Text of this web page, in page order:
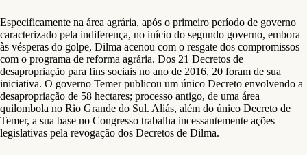
Especificamente na área agrária, após o primeiro período de governo
caracterizado pela indiferença, no início do segundo governo, embora
às vésperas do golpe, Dilma acenou com o resgate dos compromissos
com o programa de reforma agrária. Dos 21 Decretos de
desapropriação para fins sociais no ano de 2016, 20 foram de sua
iniciativa. O governo Temer publicou um único Decreto envolvendo a
desapropriação de 58 hectares; processo antigo, de uma área
quilombola no Rio Grande do Sul. Aliás, além do único Decreto de
Temer, a sua base no Congresso trabalha incessantemente ações
legislativas pela revogação dos Decretos de Dilma.